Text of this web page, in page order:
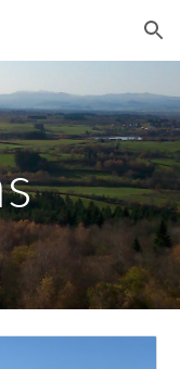
Skip to navigation